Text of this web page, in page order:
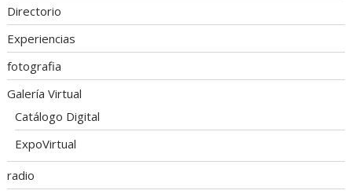
Directorio
Experiencias
fotografia
Galería Virtual
Catálogo Digital
ExpoVirtual
radio